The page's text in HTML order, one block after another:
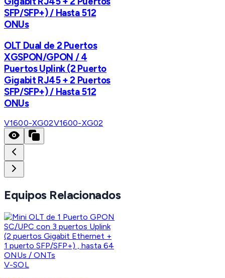
SFP/SFP+) / Hasta 512
ONUs
OLT Dual de 2 Puertos
XGSPON/GPON / 4
Puertos Uplink (2 Puerto
Gigabit RJ45 + 2 Puertos
SFP/SFP+) / Hasta 512
ONUs
V1600-XG02V1600-XG02
Equipos Relacionados
V-SOL